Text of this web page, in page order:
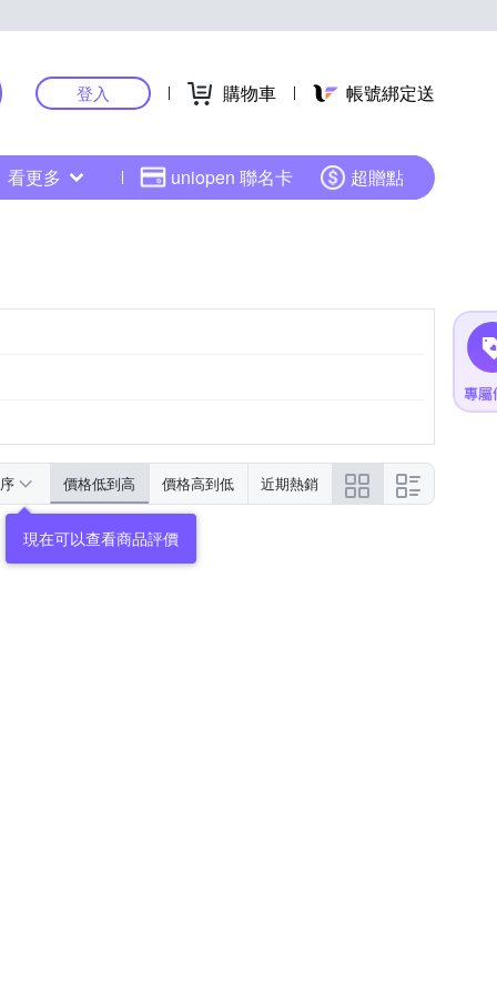
登入 購物車 帳號綁定送
看更多 uniopen 聯名卡 超贈點
價格低到高 價格高到低 近期熱銷
現在可以查看商品評價